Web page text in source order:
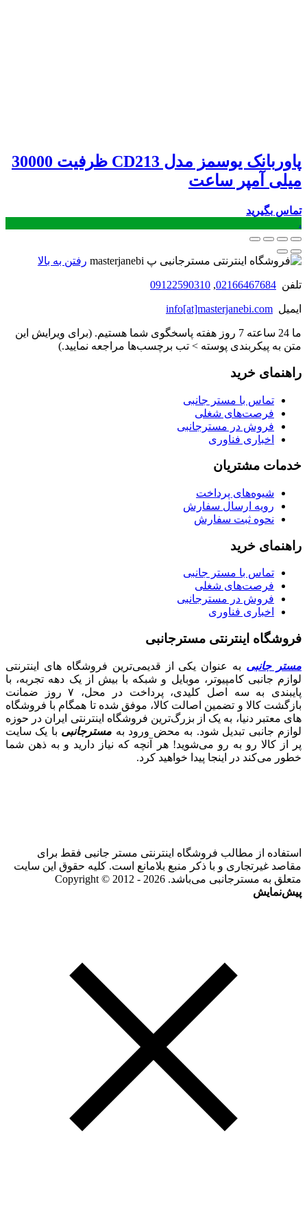
پاوربانک یوسمز مدل CD213 ظرفیت 30000
میلی آمپر ساعت
تماس بگیرید
.
رفتن به بالا
تلفن 02166467684
,
09122590310
ایمیل info[at]masterjanebi.com
ما 24 ساعته 7 روز هفته پاسخگوی شما هستیم. (برای ویرایش این
متن به پیکربندی پوسته > تب برچسب‌ها مراجعه نمایید.)
راهنمای خرید
تماس با مستر جانبی
فرصت‌های شغلی
فروش در مسترجانبی
اخباری فناوری
خدمات مشتریان
شیوه‌های پرداخت
رویه ارسال سفارش
نحوه ثبت سفارش
راهنمای خرید
تماس با مستر جانبی
فرصت‌های شغلی
فروش در مسترجانبی
اخباری فناوری
فروشگاه اینترنتی مسترجانبی
مستر جانبی به عنوان یکی از قدیمی‌ترین فروشگاه های اینترنتی
لوازم جانبی کامپیوتر، موبایل و شبکه با بیش از یک دهه تجربه، با
پایبندی به سه اصل کلیدی، پرداخت در محل، ۷ روز ضمانت
بازگشت کالا و تضمین اصالت کالا، موفق شده تا همگام با فروشگاه‌
های معتبر دنیا، به یک از بزرگ‌ترین فروشگاه اینترنتی ایران در حوزه
لوازم جانبی تبدیل شود. به محض ورود به مسترجانبی با یک سایت
پر از کالا رو به رو می‌شوید! هر آنچه که نیاز دارید و به ذهن شما
خطور می‌کند در اینجا پیدا خواهید کرد.
استفاده از مطالب فروشگاه اینترنتی مستر جانبی فقط برای
مقاصد غیرتجاری و با ذکر منبع بلامانع است. کلیه حقوق این سایت
متعلق به مسترجانبی می‌باشد. Copyright © 2012 - 2026
پیش‌نمایش